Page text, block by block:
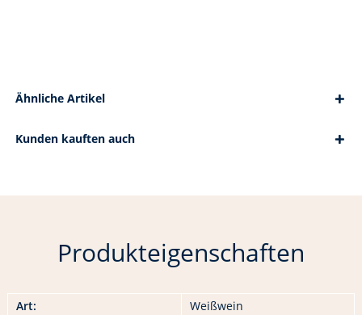
Ähnliche Artikel
Kunden kauften auch
Produkteigenschaften
Art:
Weißwein